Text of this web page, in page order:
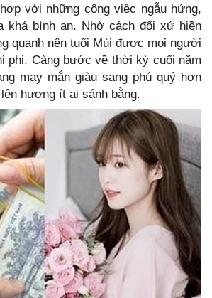
với những công việc ngẫu hứng,
khá bình an. Nhờ cách đối xử hiền
quanh nên tuổi Mùi được mọi người
phi. Càng bước về thời kỳ cuối năm
may mắn giàu sang phú quý hơn
hương ít ai sánh bằng.